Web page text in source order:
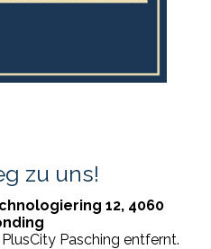
zu uns!
12, 4060
Pasching entfernt.